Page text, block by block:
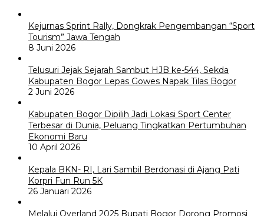
Kejurnas Sprint Rally, Dongkrak Pengembangan “Sport
Tourism” Jawa Tengah
8 Juni 2026
Telusuri Jejak Sejarah Sambut HJB ke-544, Sekda
Kabupaten Bogor Lepas Gowes Napak Tilas Bogor
2 Juni 2026
Kabupaten Bogor Dipilih Jadi Lokasi Sport Center
Terbesar di Dunia, Peluang Tingkatkan Pertumbuhan
Ekonomi Baru
10 April 2026
Kepala BKN- RI, Lari Sambil Berdonasi di Ajang Pati
Korpri Fun Run 5K
26 Januari 2026
Melalui Overland 2025 Bupati Bogor Dorong Promosi